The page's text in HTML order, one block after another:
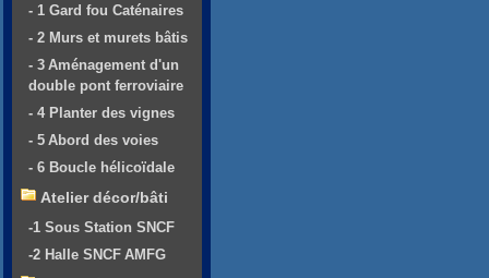
- 1 Gard fou Caténaires
- 2 Murs et murets bâtis
- 3 Aménagement d'un
double pont ferroviaire
- 4 Planter des vignes
- 5 Abord des voies
- 6 Boucle hélicoïdale
Atelier décor/bâti
-1 Sous Station SNCF
-2 Halle SNCF AMFG